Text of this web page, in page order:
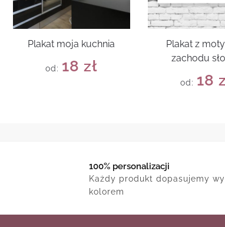
Plakat moja kuchnia
od: 18zł
Plakat z
zachodu
od: 18
100% personalizacji
Każdy produkt dopasujemy
kolorem